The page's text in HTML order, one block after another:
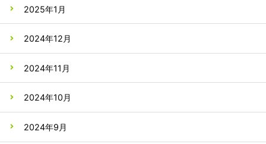
2025年1月
2024年12月
2024年11月
2024年10月
2024年9月